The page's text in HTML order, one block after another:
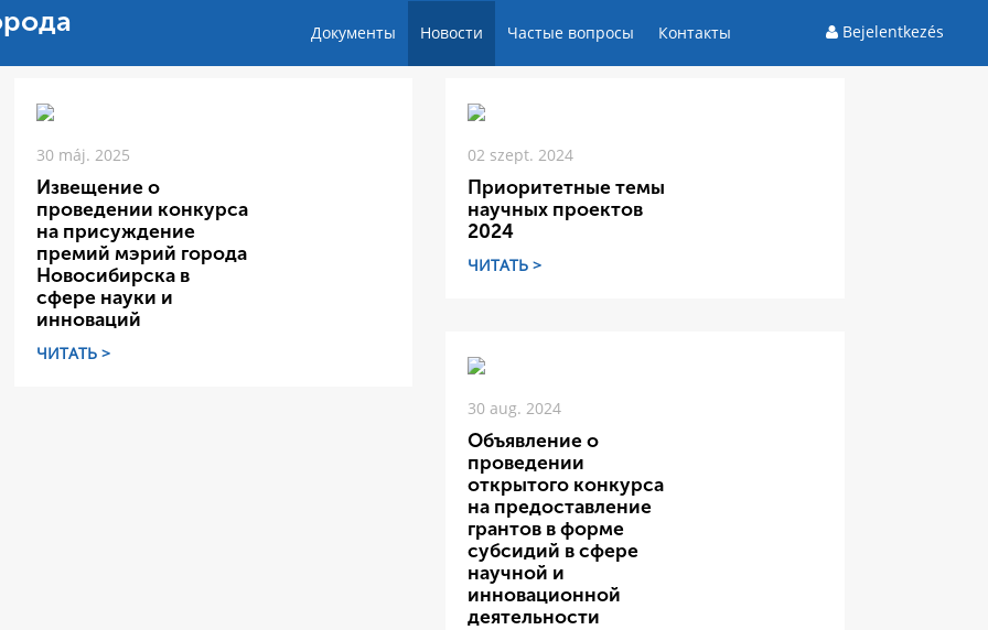
Документы Новости Частые вопросы Контакты Bejelentkezés
30 máj. 2025
Извещение о
проведении конкурса
на присуждение
премий мэрий города
Новосибирска в
сфере науки и
инноваций
ЧИТАТЬ >
02 szept. 2024
Приоритетные темы
научных проектов
2024
ЧИТАТЬ >
30 aug. 2024
Объявление о
проведении
открытого конкурса
на предоставление
грантов в форме
субсидий в сфере
научной и
инновационной
деятельности